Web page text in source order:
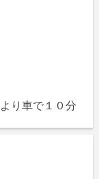
り車で１０分